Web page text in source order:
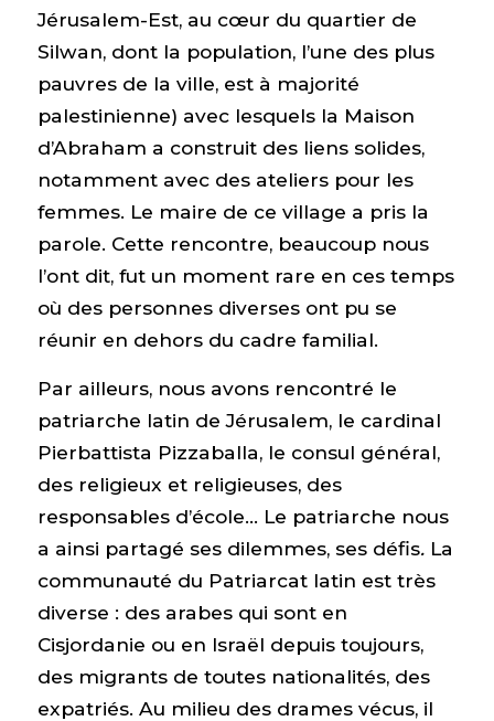
Jérusalem-Est, au cœur du quartier de
Silwan, dont la population, l’une des plus
pauvres de la ville, est à majorité
palestinienne) avec lesquels la Maison
d’Abraham a construit des liens solides,
notamment avec des ateliers pour les
femmes. Le maire de ce village a pris la
parole. Cette rencontre, beaucoup nous
l’ont dit, fut un moment rare en ces temps
où des personnes diverses ont pu se
réunir en dehors du cadre familial.
Par ailleurs, nous avons rencontré le
patriarche latin de Jérusalem, le cardinal
Pierbattista Pizzaballa, le consul général,
des religieux et religieuses, des
responsables d’école… Le patriarche nous
a ainsi partagé ses dilemmes, ses défis. La
communauté du Patriarcat latin est très
diverse : des arabes qui sont en
Cisjordanie ou en Israël depuis toujours,
des migrants de toutes nationalités, des
expatriés. Au milieu des drames vécus, il